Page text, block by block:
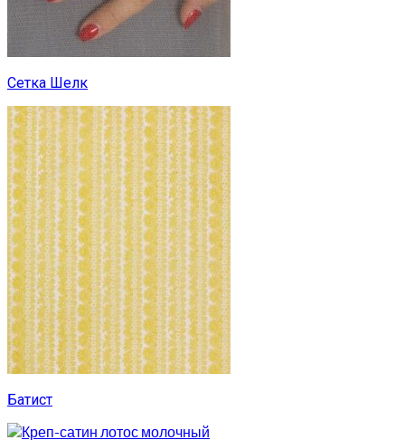
Сетка Шелк
Батист